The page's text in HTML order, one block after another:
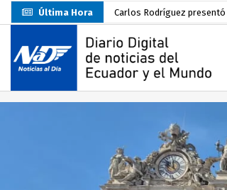
Última Hora Colombia reanuda venta
Carlos Rodríguez inscribe
Carlos Carrión Figueroa,
Incendio en local de
Presentación de
Representantes del MMO
UTMACH inicia pruebas de
Santa Rosa inició sus